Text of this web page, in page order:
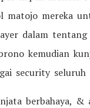
matojo mereka
dalam
kemudian
security seluruh
berbahaya, &